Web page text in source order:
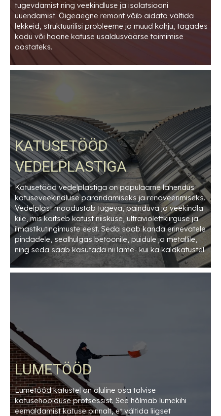
tugevdamist ning veekindluse ja isolatsiooni
uuendamist. Õigeaegne remont võib aidata vältida
lekkeid, struktuurilisi probleeme ja muud kahju, tagades
kodu või hoone katuse usaldusväärse toimimise
aastateks.
KATUSETÖÖD
VEDELPLASTIGA
Katusetööd vedelplastiga on populaarne lahendus
katuseveekindluse parandamiseks ja renoveerimiseks.
Vedelplast moodustab tugeva, painduva ja veekindla
kile, mis kaitseb katust niiskuse, ultraviolettkiirguse ja
ilmastikutingimuste eest. Seda saab kanda erinevatele
pindadele, sealhulgas betoonile, puidule ja metallile,
ning seda saab kasutada nii lame- kui ka kaldkatustel.
LUMETÖÖD
Lumetööd katustel on oluline osa talvise
katusehoolduse protsessist. See hõlmab lumekihi
eemaldamist katuse pinnalt, et vältida liigset